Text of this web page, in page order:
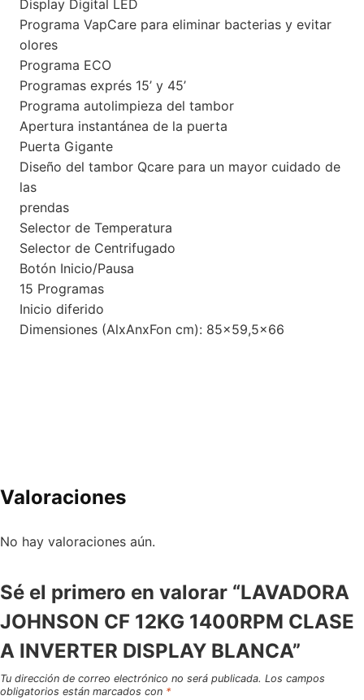
Display Digital LED
Programa VapCare para eliminar bacterias y evitar
olores
Programa ECO
Programas exprés 15’ y 45’
Programa autolimpieza del tambor
Apertura instantánea de la puerta
Puerta Gigante
Diseño del tambor Qcare para un mayor cuidado de
las
prendas
Selector de Temperatura
Selector de Centrifugado
Botón Inicio/Pausa
15 Programas
Inicio diferido
Dimensiones (AlxAnxFon cm): 85×59,5×66
Valoraciones
No hay valoraciones aún.
Sé el primero en valorar “LAVADORA
JOHNSON CF 12KG 1400RPM CLASE
A INVERTER DISPLAY BLANCA”
Tu dirección de correo electrónico no será publicada. Los campos
obligatorios están marcados con *